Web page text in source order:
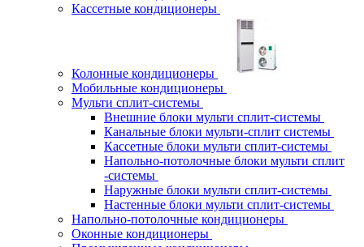
Кассетные кондиционеры
Колонные кондиционеры
Мобильные кондиционеры
Мульти сплит-системы
Внешние блоки мульти сплит-системы
Канальные блоки мульти-сплит системы
Кассетные блоки мульти сплит-системы
Напольно-потолочные блоки мульти сплит
-системы
Наружные блоки мульти сплит-системы
Настенные блоки мульти сплит-системы
Напольно-потолочные кондиционеры
Оконные кондиционеры